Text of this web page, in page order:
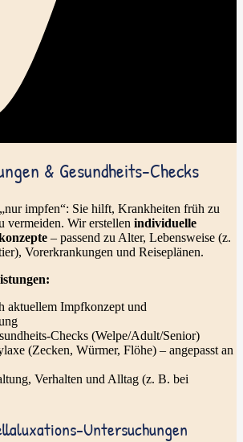
& Gesundheits-Checks
impfen“: Sie hilft, Krankheiten früh zu
vermeiden. Wir erstellen individuelle
– passend zu Alter, Lebensweise (z.
Vorerkrankungen und Reiseplänen.
aktuellem Impfkonzept und
Checks (Welpe/Adult/Senior)
(Zecken, Würmer, Flöhe) – angepasst an
Verhalten und Alltag (z. B. bei
Untersuchungen